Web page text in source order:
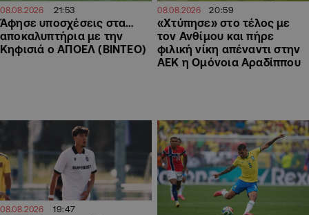
08.08.2026 21:53
Άφησε υποσχέσεις στα…
αποκαλυπτήρια με την
Κηφισιά ο ΑΠΟΕΛ (ΒΙΝΤΕΟ)
08.08.2026 20:59
«Χτύπησε» στο τέλος με
τον Ανθίμου και πήρε
φιλική νίκη απέναντι στην
ΑΕΚ η Ομόνοια Αραδίππου
08.08.2026 19:47